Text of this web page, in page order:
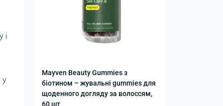
Mayven Beauty Gummies з
біотином – жувальні gummies для
щоденного догляду за волоссям,
60 шт
і
у